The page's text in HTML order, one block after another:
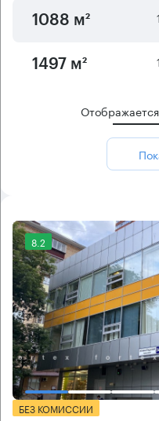
1088 м²
1497 м²
Отображается
8.2
БЕЗ КОМИССИИ